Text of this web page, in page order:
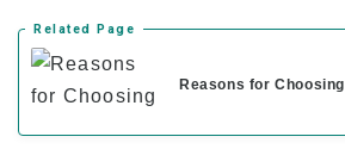
attuali
Applicazione
Processo di candidatura
Related Page
Reasons for Choosing